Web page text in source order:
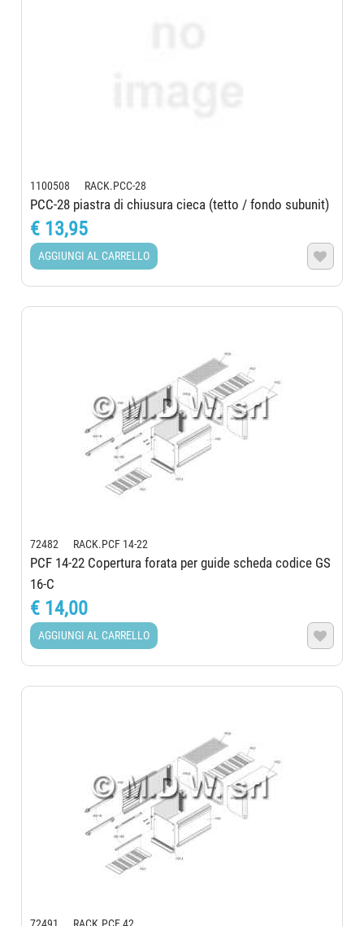
1100508 RACK.PCC-28
PCC-28 piastra di chiusura cieca (tetto / fondo subunit)
€ 13,95
AGGIUNGI AL CARRELLO 
72482 RACK.PCF 14-22
PCF 14-22 Copertura forata per guide scheda codice GS
16-C
€ 14,00
AGGIUNGI AL CARRELLO 